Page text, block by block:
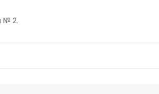
№ 2.